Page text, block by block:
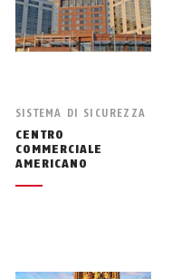
SISTEMA DI SICUREZZA
CENTRO
COMMERCIALE
AMERICANO